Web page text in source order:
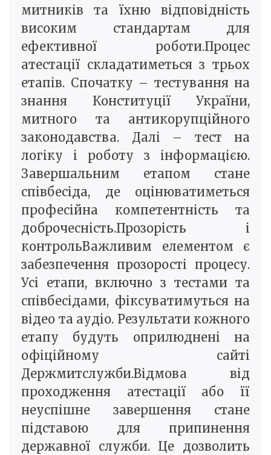
митників та їхню відповідність
високим стандартам для
ефективної роботи.Процес
атестації складатиметься з трьох
етапів. Спочатку – тестування на
знання Конституції України,
митного та антикорупційного
законодавства. Далі – тест на
логіку і роботу з інформацією.
Завершальним етапом стане
співбесіда, де оцінюватиметься
професійна компетентність та
доброчесність.Прозорість і
контрольВажливим елементом є
забезпечення прозорості процесу.
Усі етапи, включно з тестами та
співбесідами, фіксуватимуться на
відео та аудіо. Результати кожного
етапу будуть оприлюднені на
офіційному сайті
Держмитслужби.Відмова від
проходження атестації або її
неуспішне завершення стане
підставою для припинення
державної служби. Це дозволить